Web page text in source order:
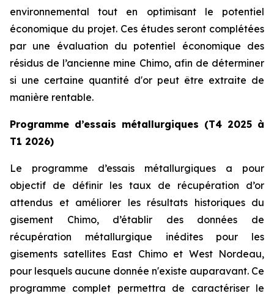
environnemental tout en optimisant le potentiel
économique du projet. Ces études seront complétées
par une évaluation du potentiel économique des
résidus de l’ancienne mine Chimo, afin de déterminer
si une certaine quantité d'or peut être extraite de
manière rentable.
Programme d’essais métallurgiques (T4 2025 à
T1 2026)
Le programme d’essais métallurgiques a pour
objectif de définir les taux de récupération d’or
attendus et améliorer les résultats historiques du
gisement Chimo, d’établir des données de
récupération métallurgique inédites pour les
gisements satellites East Chimo et West Nordeau,
pour lesquels aucune donnée n'existe auparavant. Ce
programme complet permettra de caractériser le